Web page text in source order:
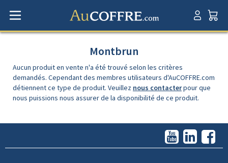
Montbrun
Aucun produit en vente n'a été trouvé selon les critères
demandés. Cependant des membres utilisateurs d'AuCOFFRE.com
détiennent ce type de produit. Veuillez nous contacterpour que
nous puissions nous assurer de la disponibilité de ce produit.